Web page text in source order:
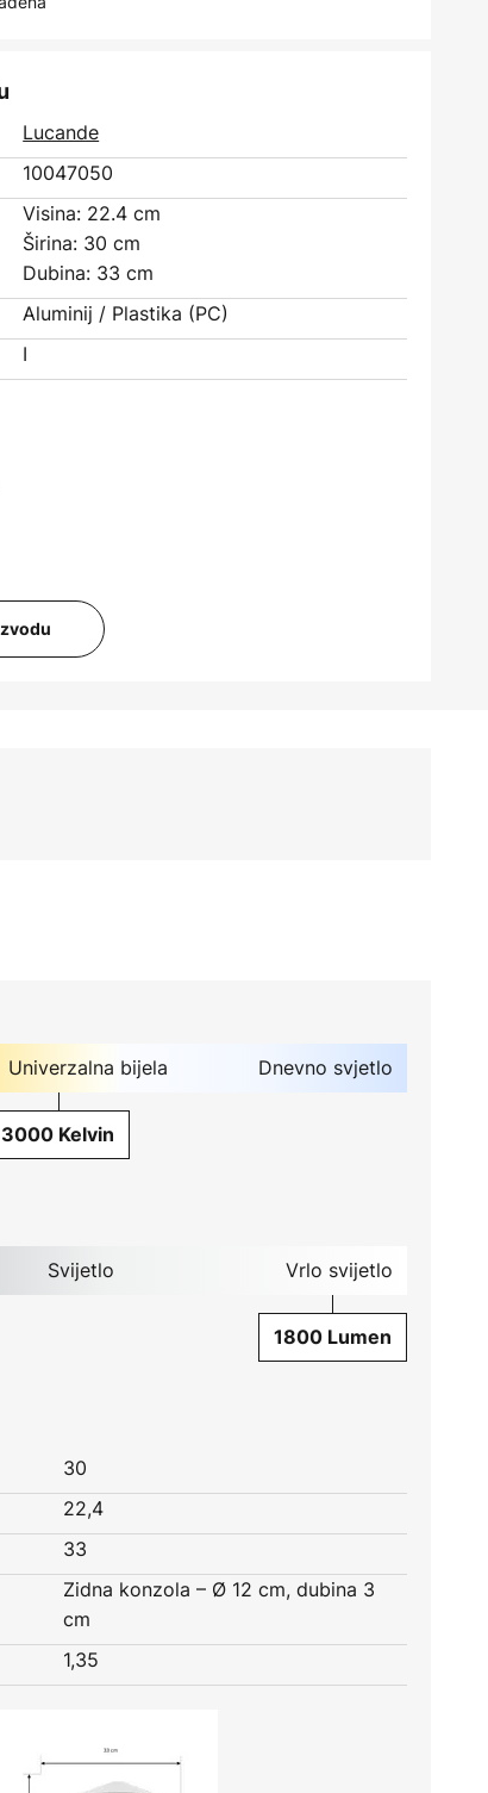
Lucande
10047050
Visina: 22.4 cm
Širina: 30 cm
Dubina: 33 cm
Aluminij / Plastika (PC)
I
Univerzalna bijela Dnevno svjetlo
3000 Kelvin
Svijetlo Vrlo svijetlo
1800 Lumen
30
22,4
33
Zidna konzola – Ø 12 cm, dubina 3
cm
1,35